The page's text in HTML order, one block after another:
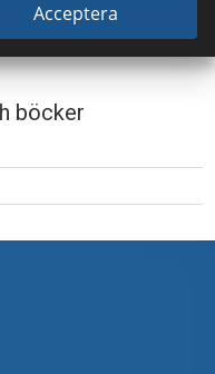
böcker
Acceptera